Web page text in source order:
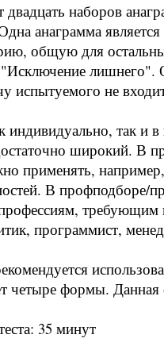
двадцать наборов
анаграмма
общую для
"Исключение лишнего".
испытуемого не
так и в
широкий. В
применять,
В профподборе/
требующим
программист,
четыре формы.
35 минут